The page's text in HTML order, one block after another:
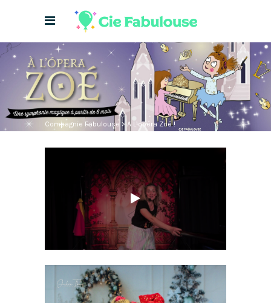
Compagnie Fabulouse > A L’opéra Zoé !